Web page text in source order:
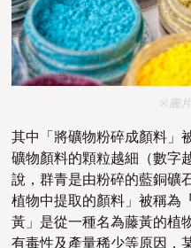
※圖
其中「將礦物粉碎成顏料」
礦物顏料的顆粒越細（數字
說，群青是由粉碎的藍銅礦
植物中提取的顏料」被稱為
黃」是從一種名為藤黃的植